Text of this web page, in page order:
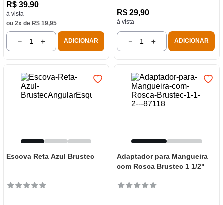
R$ 39,90
à vista
ou 2x de R$ 19,95
＋
－ ADICIONAR
R$ 29,90
à vista
＋
－ ADICIONAR
Escova Reta Azul Brustec
Adaptador para Mangueira
com Rosca Brustec 1 1/2"